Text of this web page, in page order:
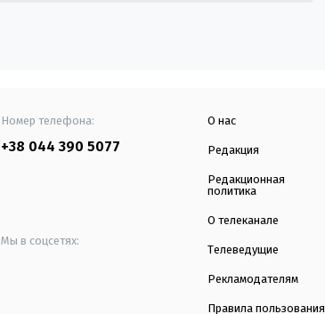
Номер телефона:
+38 044 390 5077
Мы в соцсетях:
О нас
Редакция
Редакционная
политика
О телеканале
Телеведущие
Рекламодателям
Правила пользования